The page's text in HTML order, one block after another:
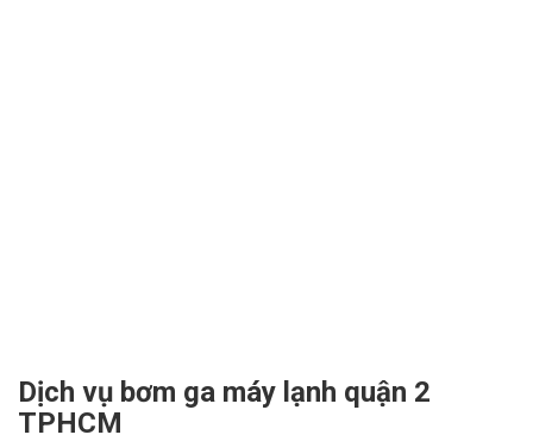
Dịch vụ bơm ga máy lạnh quận 2
TPHCM